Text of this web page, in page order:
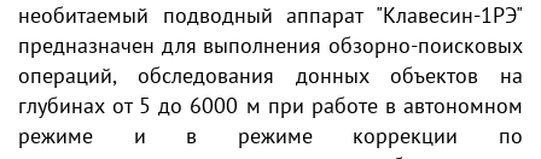
необитаемый подводный аппарат "Клавесин-1РЭ"
предназначен для выполнения обзорно-поисковых
операций, обследования донных объектов на
глубинах от 5 до 6000 м при работе в автономном
режиме и в режиме коррекции по